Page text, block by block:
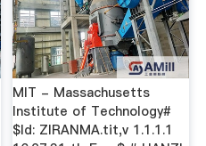
MIT - Massachusetts
Institute of Technology#
$Id: ZIRANMA.tit,v 1.1.1.1